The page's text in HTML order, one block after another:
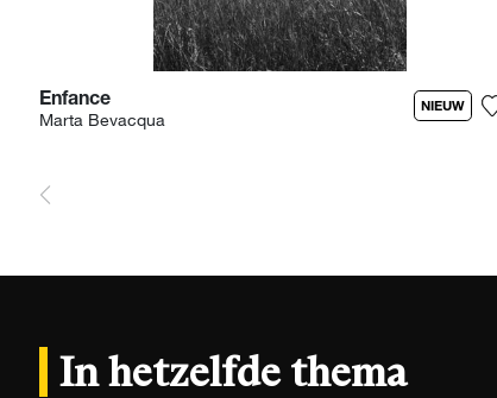
Enfance
Marta Bevacqua
NIEUW
In hetzelfde thema